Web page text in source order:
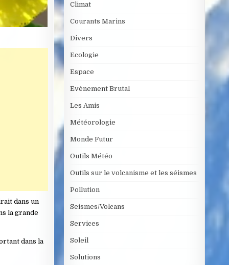
dans un
la grande
dans la
Climat
Courants Marins
Divers
Ecologie
Espace
Evènement Brutal
Les Amis
Météorologie
Monde Futur
Outils Météo
Outils sur le volcanisme et les séismes
Pollution
Seismes/Volcans
Services
Soleil
Solutions